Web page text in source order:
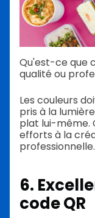
Qu'est-ce que
qualité ou
Les couleurs
pris à la
plat lui-même.
efforts à la
professionnelle.
6.
code QR